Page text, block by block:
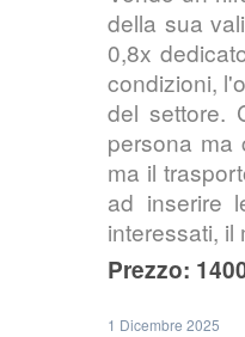
della sua
0,8x
condizioni,
del settore.
persona ma
ma il
ad inserire
interessati,
Prezzo:
1 Dicembre 2025